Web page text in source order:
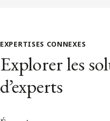
EXPERTISES CONNEXES
Explorer les
d’experts